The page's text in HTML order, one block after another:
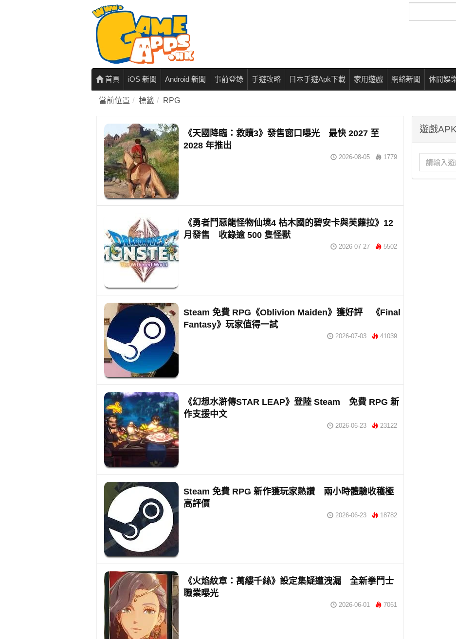
尋
首頁 iOS 新聞 Android 新聞 事前登錄 手遊攻略 日本手遊Apk下載 家用遊戲 網絡新聞 休閒娛
當前位置 標籤 RPG
《天國降臨：救贖3》發售窗口曝光 最快 2027 至
2028 年推出
2026-08-05 1779
《勇者鬥惡龍怪物仙境4 枯木國的碧安卡與芙蘿拉》12
月發售 收錄逾 500 隻怪獸
2026-07-27 5502
Steam 免費 RPG《Oblivion Maiden》獲好評 《Final
Fantasy》玩家值得一試
2026-07-03 41039
《幻想水滸傳STAR LEAP》登陸 Steam 免費 RPG 新
作支援中文
2026-06-23 23122
Steam 免費 RPG 新作獲玩家熱讚 兩小時體驗收穫極
高評價
2026-06-23 18782
《火焰紋章：萬縷千絲》設定集疑遭洩漏 全新拳鬥士
職業曝光
2026-06-01 7061
遊戲